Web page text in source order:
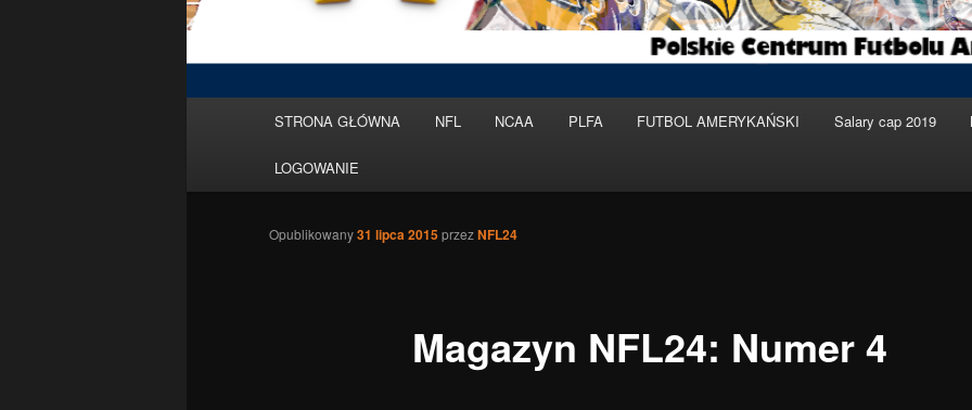
Przeskocz
do
tekstu
STRONA GŁÓWNA NFL NCAA PLFA FUTBOL AMERYKAŃSKI Salary cap 2019
LOGOWANIE
Magazyn NFL24: Numer 4
Opublikowany31 lipca 2015przezNFL24